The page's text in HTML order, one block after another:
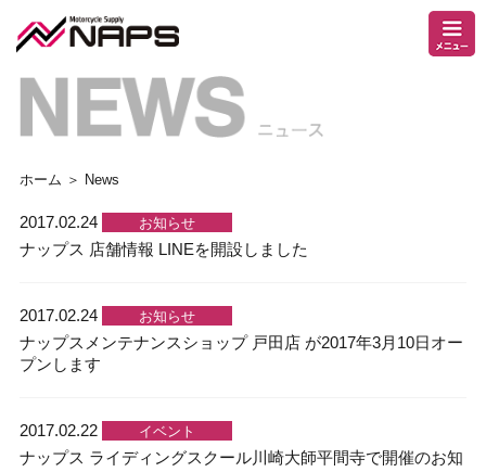
ホーム ＞ News
2017.02.24 お知らせ
ナップス 店舗情報 LINEを開設しました
2017.02.24 お知らせ
ナップスメンテナンスショップ 戸田店 が2017年3月10日オー
プンします
2017.02.22 イベント
ナップス ライディングスクール川崎大師平間寺で開催のお知